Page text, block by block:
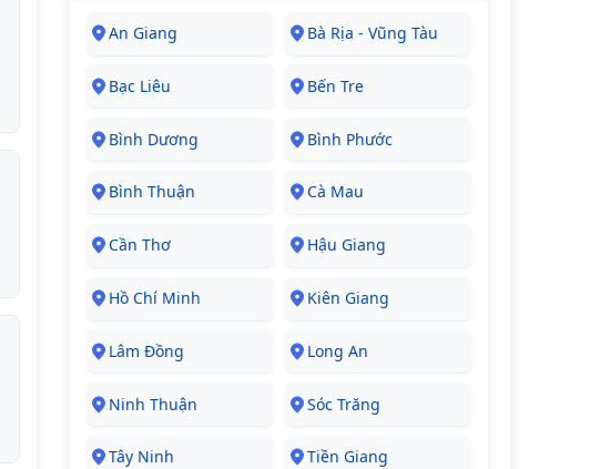
An Giang Bà Rịa - Vũng Tàu
Bạc Liêu Bến Tre
Bình Dương Bình Phước
Bình Thuận Cà Mau
Cần Thơ Hậu Giang
Hồ Chí Minh Kiên Giang
Lâm Đồng Long An
Ninh Thuận Sóc Trăng
Tây Ninh Tiền Giang